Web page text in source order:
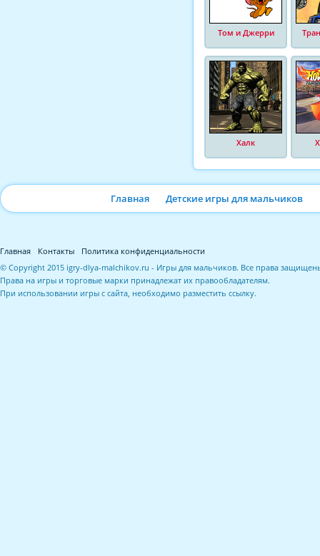
Том и Джерри
Халк
Главная Детские игры для мальчиков
Главная Контакты
Политика конфиденциальности
© Copyright 2015 igry-dlya-malchikov.ru - Игры для мальчиков. Все права
Права на игры и торговые марки принадлежат их правообладателям.
При использовании игры с сайта, необходимо разместить ссылку.